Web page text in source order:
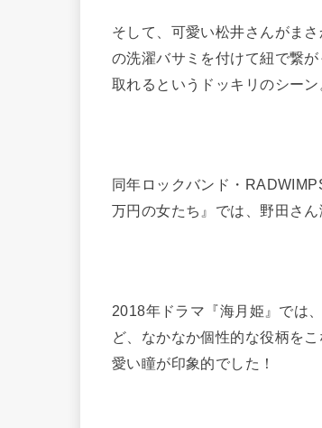
そして、可愛い松井さんがま
の洗濯バサミを付けて紐で繋
取れるというドッキリのシー
同年ロックバンド・
万円の女たち』では、野田さ
2018年ドラマ『海月姫』では
ど、なかなか個性的な役柄を
愛い瞳が印象的でした！